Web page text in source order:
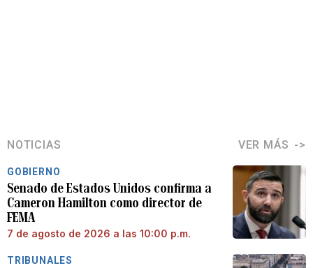
NOTICIAS VER MÁS
GOBIERNO
Senado de Estados Unidos confirma a
Cameron Hamilton como director de
FEMA
7 de agosto de 2026 a las 10:00 p.m.
TRIBUNALES